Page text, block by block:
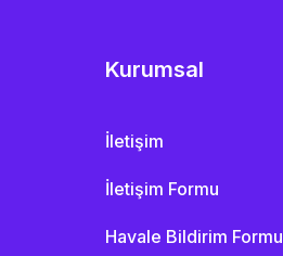
Kurumsal
İletişim
İletişim Formu
Havale Bildirim Formu